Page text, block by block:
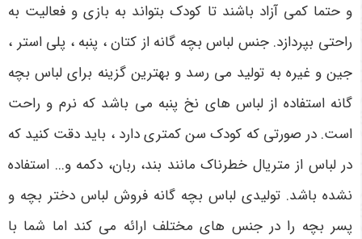
و حتما کمی آزاد باشند تا کودک بتواند به بازی و فعالیت به
راحتی بپردازد. جنس لباس بچه گانه از کتان ، پنبه ، پلی استر ،
جین و غیره به تولید می‌ رسد و بهترین گزینه برای لباس بچه
گانه استفاده از لباس ‌های نخ پنبه می‌ باشد که نرم و راحت
است. در صورتی که کودک سن کمتری دارد ، باید دقت کنید که
در لباس از متریال خطرناک مانند بند، ربان، دکمه و... استفاده
نشده باشد. تولیدی لباس بچه گانه فروش لباس دختر بچه و
پسر بچه را در جنس ‌های مختلف ارائه می‌ کند اما شما با